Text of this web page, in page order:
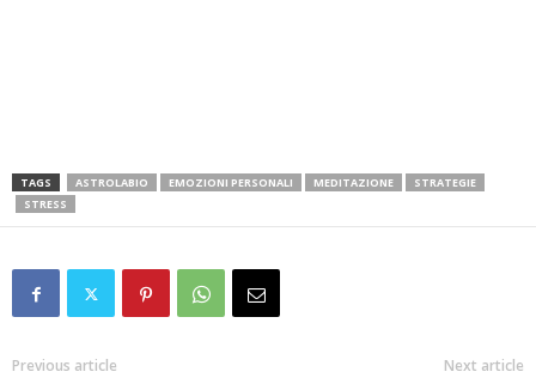
TAGS ASTROLABIO EMOZIONI PERSONALI MEDITAZIONE
STRATEGIE
STRESS
Previous article Next article